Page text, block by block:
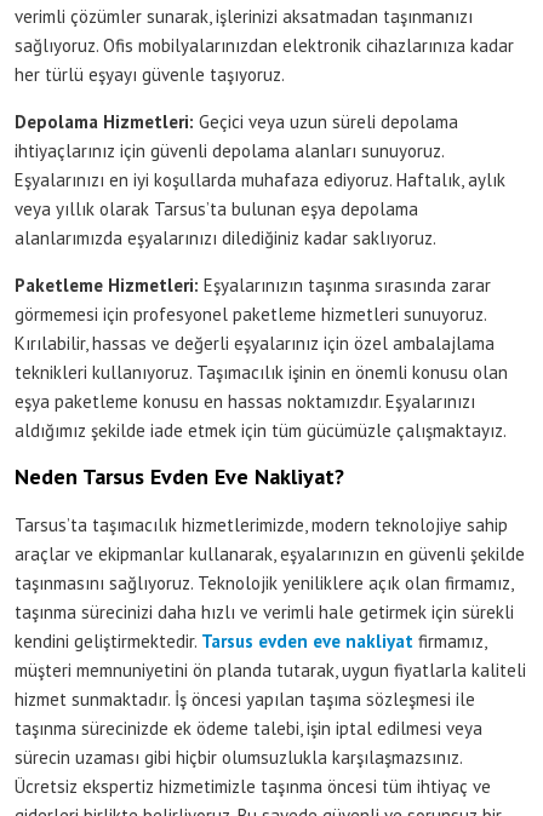
verimli çözümler sunarak, işlerinizi aksatmadan taşınmanızı
sağlıyoruz. Ofis mobilyalarınızdan elektronik cihazlarınıza kadar
her türlü eşyayı güvenle taşıyoruz.
Depolama Hizmetleri: Geçici veya uzun süreli depolama
ihtiyaçlarınız için güvenli depolama alanları sunuyoruz.
Eşyalarınızı en iyi koşullarda muhafaza ediyoruz. Haftalık, aylık
veya yıllık olarak Tarsus’ta bulunan eşya depolama
alanlarımızda eşyalarınızı dilediğiniz kadar saklıyoruz.
Paketleme Hizmetleri: Eşyalarınızın taşınma sırasında zarar
görmemesi için profesyonel paketleme hizmetleri sunuyoruz.
Kırılabilir, hassas ve değerli eşyalarınız için özel ambalajlama
teknikleri kullanıyoruz. Taşımacılık işinin en önemli konusu olan
eşya paketleme konusu en hassas noktamızdır. Eşyalarınızı
aldığımız şekilde iade etmek için tüm gücümüzle çalışmaktayız.
Neden Tarsus Evden Eve Nakliyat?
Tarsus’ta taşımacılık hizmetlerimizde, modern teknolojiye sahip
araçlar ve ekipmanlar kullanarak, eşyalarınızın en güvenli şekilde
taşınmasını sağlıyoruz. Teknolojik yeniliklere açık olan firmamız,
taşınma sürecinizi daha hızlı ve verimli hale getirmek için sürekli
kendini geliştirmektedir. Tarsus evden eve nakliyat firmamız,
müşteri memnuniyetini ön planda tutarak, uygun fiyatlarla kaliteli
hizmet sunmaktadır. İş öncesi yapılan taşıma sözleşmesi ile
taşınma sürecinizde ek ödeme talebi, işin iptal edilmesi veya
sürecin uzaması gibi hiçbir olumsuzlukla karşılaşmazsınız.
Ücretsiz ekspertiz hizmetimizle taşınma öncesi tüm ihtiyaç ve